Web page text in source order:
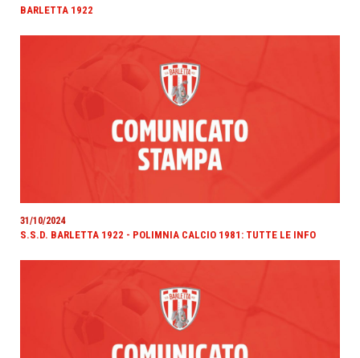
BARLETTA 1922
31/10/2024
S.S.D. BARLETTA 1922 - POLIMNIA CALCIO 1981: TUTTE LE INFO